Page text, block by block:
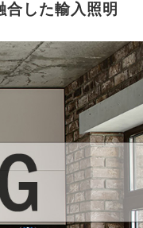
した輸入照明